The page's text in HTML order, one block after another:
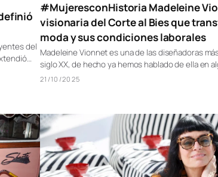
del
#MujeresconHistoria Madeleine
visionaria del Corte al Bies que
moda y sus condiciones laborales
Madeleine Vionnet es una de las diseñadoras
siglo XX, de hecho ya hemos hablado de ella en
21/10/2025